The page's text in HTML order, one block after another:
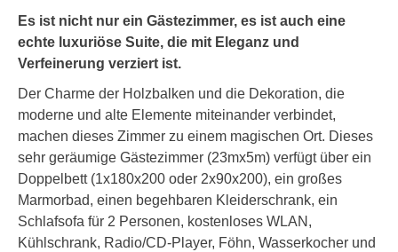
Es ist nicht nur ein Gästezimmer, es ist auch eine
echte luxuriöse Suite, die mit Eleganz und
Verfeinerung verziert ist.
Der Charme der Holzbalken und die Dekoration, die
moderne und alte Elemente miteinander verbindet,
machen dieses Zimmer zu einem magischen Ort. Dieses
sehr geräumige Gästezimmer (23mx5m) verfügt über ein
Doppelbett (1x180x200 oder 2x90x200), ein großes
Marmorbad, einen begehbaren Kleiderschrank, ein
Schlafsofa für 2 Personen, kostenloses WLAN,
Kühlschrank, Radio/CD-Player, Föhn, Wasserkocher und